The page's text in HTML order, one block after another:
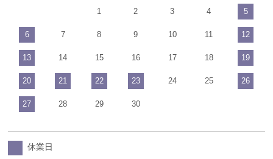
1 2 3 4 5
6 7 8 9 10 11 12
13 14 15 16 17 18 19
20 21 22 23 24 25 26
27 28 29 30
休業日